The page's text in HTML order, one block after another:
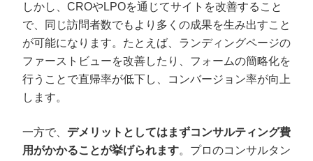
しかし、CROやLPOを通じてサイトを改善すること
で、同じ訪問者数でもより多くの成果を生み出すこと
が可能になります。たとえば、ランディングページの
ファーストビューを改善したり、フォームの簡略化を
行うことで直帰率が低下し、コンバージョン率が向上
します。
一方で、 デメリットとしてはまずコンサルティング費
用がかかることが挙げられます。プロのコンサルタン